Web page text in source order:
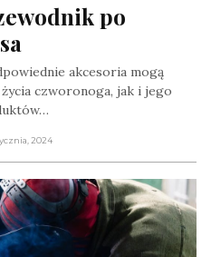
po
akcesoria mogą
czworonoga, jak i jego
2024